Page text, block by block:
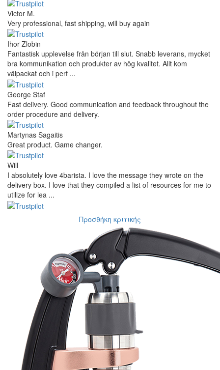
Victor M.
Very professional, fast shipping, will buy again
Ihor Zlobin
Fantastisk upplevelse från början till slut. Snabb leverans, mycket
bra kommunikation och produkter av hög kvalitet. Allt kom
välpackat och i perf ...
George Staf
Fast delivery. Good communication and feedback throughout the
order procedure and delivery.
Martynas Sagaitis
Great product. Game changer.
Will
I absolutely love 4barista. I love the message they wrote on the
delivery box. I love that they compiled a list of resources for me to
utilize for lea ...
Προσθήκη κριτικής